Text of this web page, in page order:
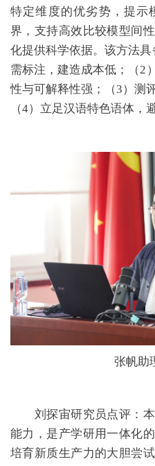
特定维度的优劣势，提示
界，支持高效比较模型间
化提供科学依据。该方法
需标注，建造成本低；（2
性与可解释性强；（3）测
（4）立足汉语特色语体，
张帆助
刘探宙研究员点评：本
能力，是产学研用一体化
培育新质生产力的大胆尝